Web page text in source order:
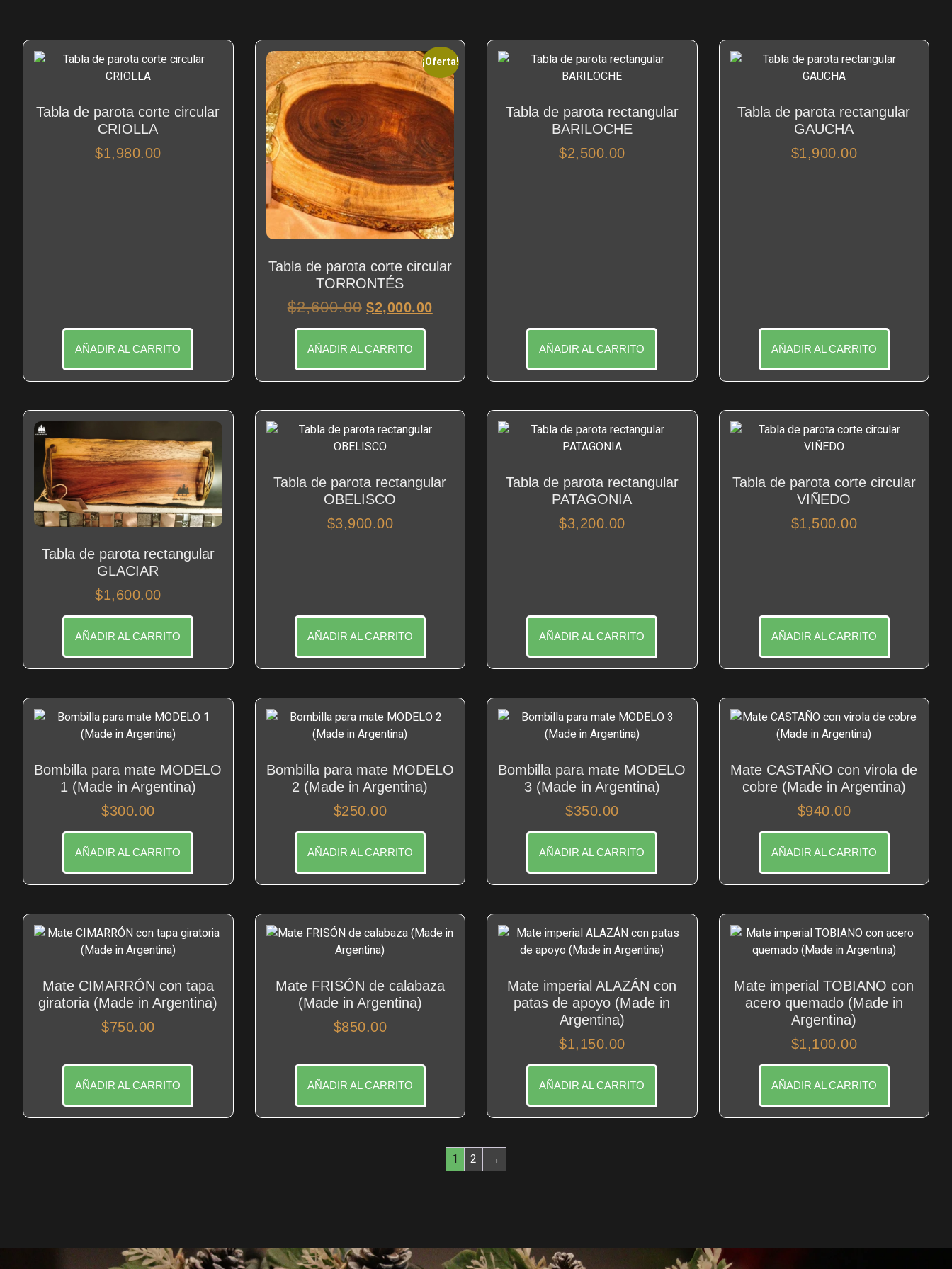
Tabla de parota corte circular
CRIOLLA
$1,980.00
AÑADIR AL CARRITO
¡Oferta!
Tabla de parota corte circular
TORRONTÉS
$2,600.00 $2,000.00
AÑADIR AL CARRITO
Tabla de parota rectangular
BARILOCHE
$2,500.00
AÑADIR AL CARRITO
Tabla de parota rectangular
GAUCHA
$1,900.00
AÑADIR AL CARRITO
Tabla de parota rectangular
GLACIAR
$1,600.00
AÑADIR AL CARRITO
Tabla de parota rectangular
OBELISCO
$3,900.00
AÑADIR AL CARRITO
Tabla de parota rectangular
PATAGONIA
$3,200.00
AÑADIR AL CARRITO
Tabla de parota corte circular
VIÑEDO
$1,500.00
AÑADIR AL CARRITO
Bombilla para mate MODELO
1 (Made in Argentina)
$300.00
AÑADIR AL CARRITO
Bombilla para mate MODELO
2 (Made in Argentina)
$250.00
AÑADIR AL CARRITO
Bombilla para mate MODELO
3 (Made in Argentina)
$350.00
AÑADIR AL CARRITO
Mate CASTAÑO con virola de
cobre (Made in Argentina)
$940.00
AÑADIR AL CARRITO
Mate CIMARRÓN con tapa
giratoria (Made in Argentina)
$750.00
AÑADIR AL CARRITO
Mate FRISÓN de calabaza
(Made in Argentina)
$850.00
AÑADIR AL CARRITO
Mate imperial ALAZÁN con
patas de apoyo (Made in
Argentina)
$1,150.00
AÑADIR AL CARRITO
Mate imperial TOBIANO con
acero quemado (Made in
Argentina)
$1,100.00
AÑADIR AL CARRITO
1 2 →